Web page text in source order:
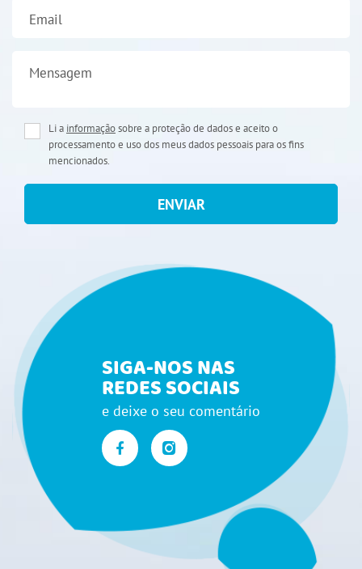
Email
Mensagem
Li a informaçãosobre a proteção de dados e aceito o
processamento e uso dos meus dados pessoais para os fins
mencionados.
ENVIAR
SIGA-NOS NAS
REDES SOCIAIS
e deixe o seu comentário